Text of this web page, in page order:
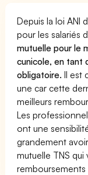
Depuis la loi ANI
pour les salariés
mutuelle pour le
cunicole, en tant
obligatoire.Il est
une car cette
meilleurs
Les
ont une
grandement
mutuelle TNS
remboursements